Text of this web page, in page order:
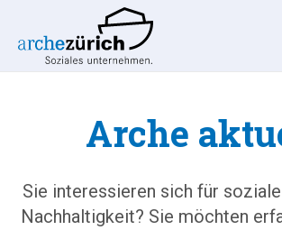
Arche
Sie interessieren sich für
Nachhaltigkeit? Sie möchten